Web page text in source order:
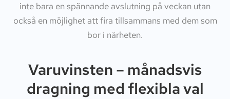
inte bara en spännande avslutning på veckan utan
också en möjlighet att fira tillsammans med dem som
bor i närheten.
Varuvinsten – månadsvis
dragning med flexibla val